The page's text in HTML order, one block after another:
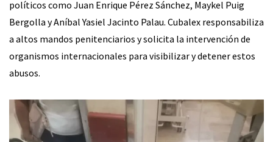
políticos como Juan Enrique Pérez Sánchez, Maykel Puig
Bergolla y Aníbal Yasiel Jacinto Palau. Cubalex responsabiliza
a altos mandos penitenciarios y solicita la intervención de
organismos internacionales para visibilizar y detener estos
abusos.